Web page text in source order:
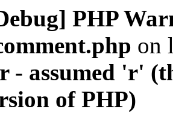
PHP
on
- assumed 'r'
of PHP)